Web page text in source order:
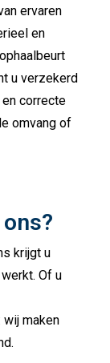
ervaren
en
u verzekerd
correcte
omvang of
krijgt u
Of u
maken